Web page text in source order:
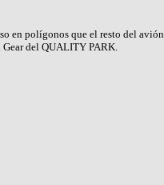
en polígonos que el resto del avión.
del QUALITY PARK.